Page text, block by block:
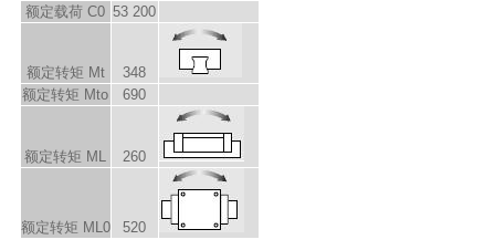
额定载荷 C0 53 200
额定转矩 Mt
348
额定转矩 Mto 690
额定转矩 M L 260
额定转矩 M L0 520